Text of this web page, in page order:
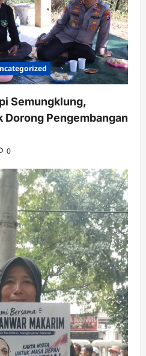
Semungklung,
Dorong Pengembangan
0